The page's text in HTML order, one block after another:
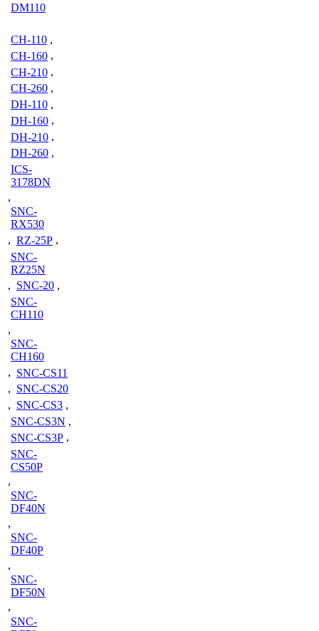
DM110
CH-110 ,
CH-160 ,
CH-210 ,
CH-260 ,
DH-110 ,
DH-160 ,
DH-210 ,
DH-260 ,
ICS-
3178DN
,
SNC-
RX530
, RZ-25P ,
SNC-
RZ25N
, SNC-20 ,
SNC-
CH110
,
SNC-
CH160
, SNC-CS11
, SNC-CS20
, SNC-CS3 ,
SNC-CS3N ,
SNC-CS3P ,
SNC-
CS50P
,
SNC-
DF40N
,
SNC-
DF40P
,
SNC-
DF50N
,
SNC-